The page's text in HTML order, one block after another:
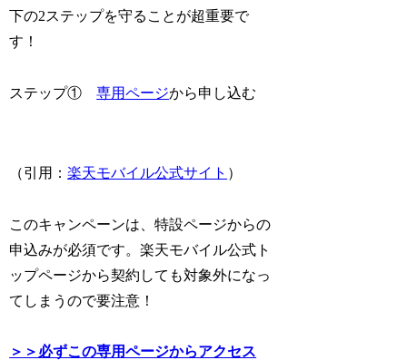
下の2ステップを守ることが超重要で
す！
ステップ① 専用ページから申し込む
（引用：楽天モバイル公式サイト ）
このキャンペーンは、特設ページからの
申込みが必須です。楽天モバイル公式ト
ップページから契約しても対象外になっ
てしまうので要注意！
＞＞必ずこの専用ページからアクセス